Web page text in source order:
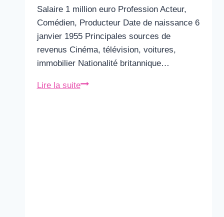
Salaire 1 million euro Profession Acteur,
Comédien, Producteur Date de naissance 6
janvier 1955 Principales sources de
revenus Cinéma, télévision, voitures,
immobilier Nationalité britannique…
Lire la suiteRowan